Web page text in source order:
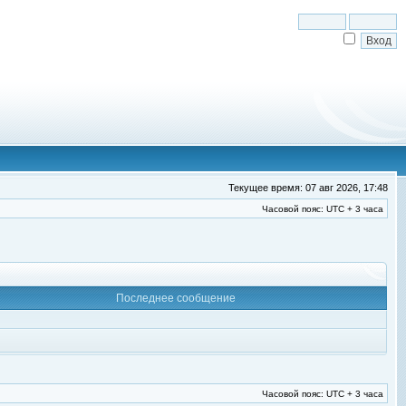
Текущее время: 07 авг 2026, 17:48
Часовой пояс: UTC + 3 часа
Последнее сообщение
Часовой пояс: UTC + 3 часа